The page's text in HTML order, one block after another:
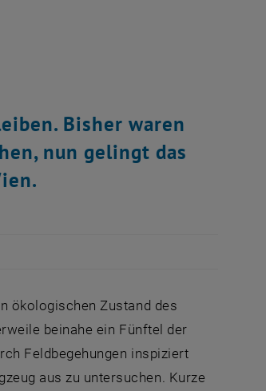
Bisher waren
nun gelingt das
ökologischen Zustand des
beinahe ein Fünftel der
Feldbegehungen inspiziert
aus zu untersuchen. Kurze